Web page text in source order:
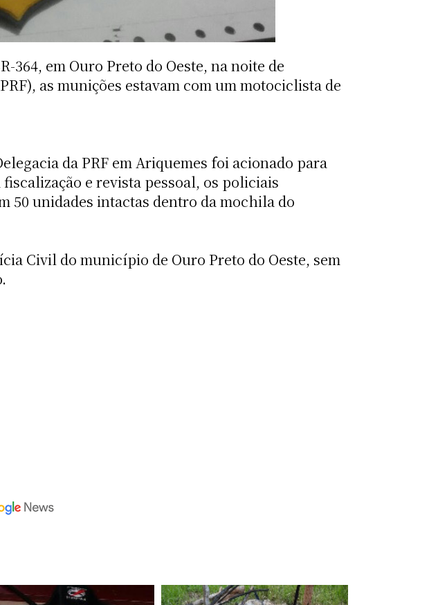
364, em Ouro Preto do Oeste, na noite de
as munições estavam com um motociclista de
da PRF em Ariquemes foi acionado para
e revista pessoal, os policiais
50 unidades intactas dentro da mochila do
Civil do município de Ouro Preto do Oeste, sem